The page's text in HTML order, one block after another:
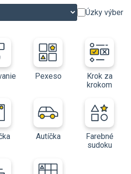
Úzky výber
Pexeso
Krok za
krokom
Autíčka
Farebné
sudoku